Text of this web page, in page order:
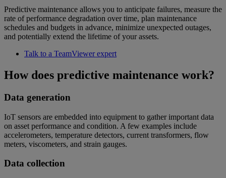
Predictive maintenance allows you to anticipate failures, measure the
rate of performance degradation over time, plan maintenance
schedules and budgets in advance, minimize unexpected outages,
and potentially extend the lifetime of your assets.
Talk to a TeamViewer expert
How does predictive maintenance work?
Data generation
IoT sensors are embedded into equipment to gather important data
on asset performance and condition. A few examples include
accelerometers, temperature detectors, current transformers, flow
meters, viscometers, and strain gauges.
Data collection